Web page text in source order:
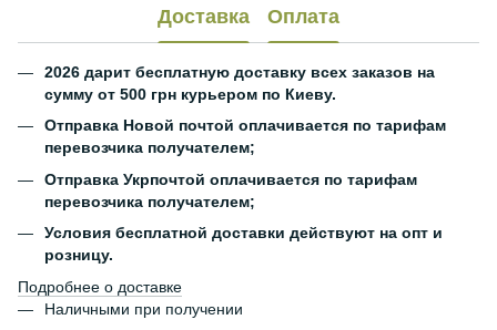
Доставка Оплата
2026 дарит бесплатную доставку всех заказов на
сумму от 500 грн курьером по Киеву.
Отправка Новой почтой оплачивается по тарифам
перевозчика получателем;
Отправка Укрпочтой оплачивается по тарифам
перевозчика получателем;
Условия бесплатной доставки действуют на опт и
розницу.
Подробнее о доставке
Наличными при получении